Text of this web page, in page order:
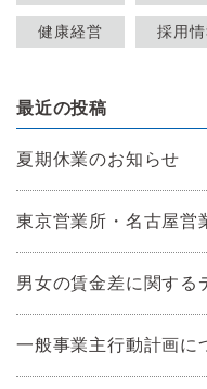
健康経営 採用
最近の投稿
夏期休業のお知らせ
東京営業所・名古屋営
男女の賃金差に関する
一般事業主行動計画に